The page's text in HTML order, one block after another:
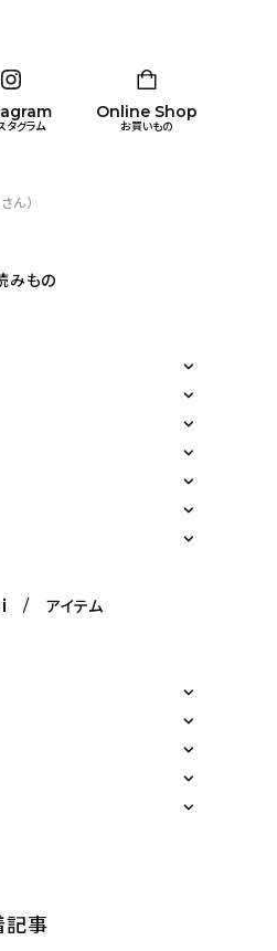
タグラム
Online Shop
お買いもの
キッズ
ん）
もの
/ アイテム
記事